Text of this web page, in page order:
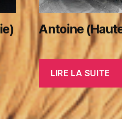
Antoine
LIRE LA SUITE